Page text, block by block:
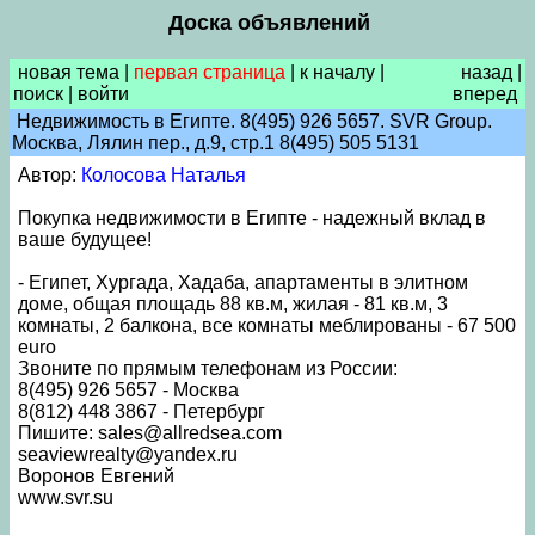
Доска объявлений
новая тема первая страница к началу
поиск
войти
назад
вперед
Недвижимость в Египте. 8(495) 926 5657. SVR Group.
Москва, Лялин пер., д.9, стр.1 8(495) 505 5131
Автор: Колосова Наталья
Покупка недвижимости в Египте - надежный вклад в
ваше будущее!
- Египет, Хургада, Хадаба, апартаменты в элитном
доме, общая площадь 88 кв.м, жилая - 81 кв.м, 3
комнаты, 2 балкона, все комнаты меблированы - 67 500
euro
Звоните по прямым телефонам из России:
8(495) 926 5657 - Москва
8(812) 448 3867 - Петербург
Пишите: sales@allredsea.com
seaviewrealty@yandex.ru
Воронов Евгений
www.svr.su